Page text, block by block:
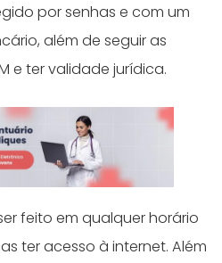
por senhas e com um
além de seguir as
e ter validade jurídica.
feito em qualquer horário
ter acesso à internet. Além